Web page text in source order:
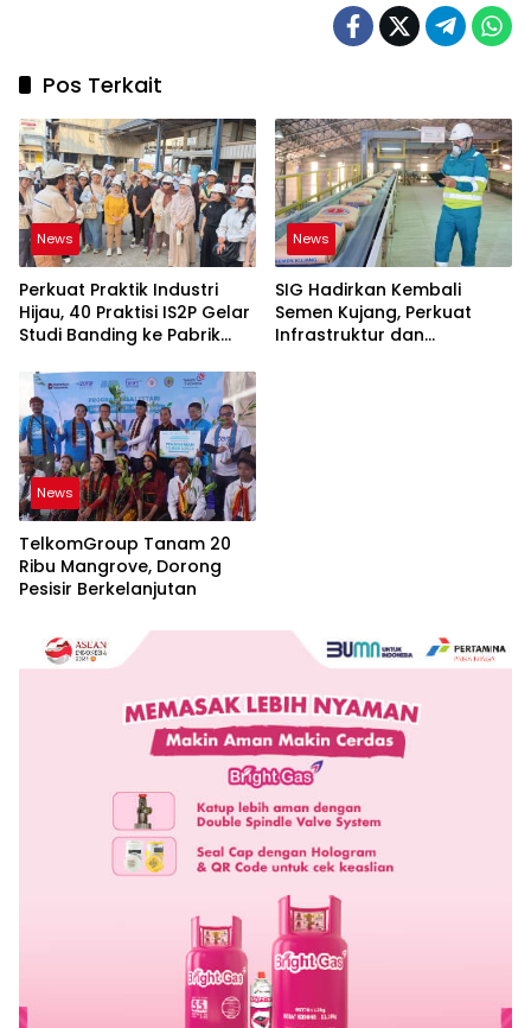
Pos Terkait
News
Perkuat Praktik Industri
Hijau, 40 Praktisi IS2P Gelar
Studi Banding ke Pabrik
News
SIG Hadirkan Kembali
Semen Kujang, Perkuat
Infrastruktur dan
News
TelkomGroup Tanam 20
Ribu Mangrove, Dorong
Pesisir Berkelanjutan